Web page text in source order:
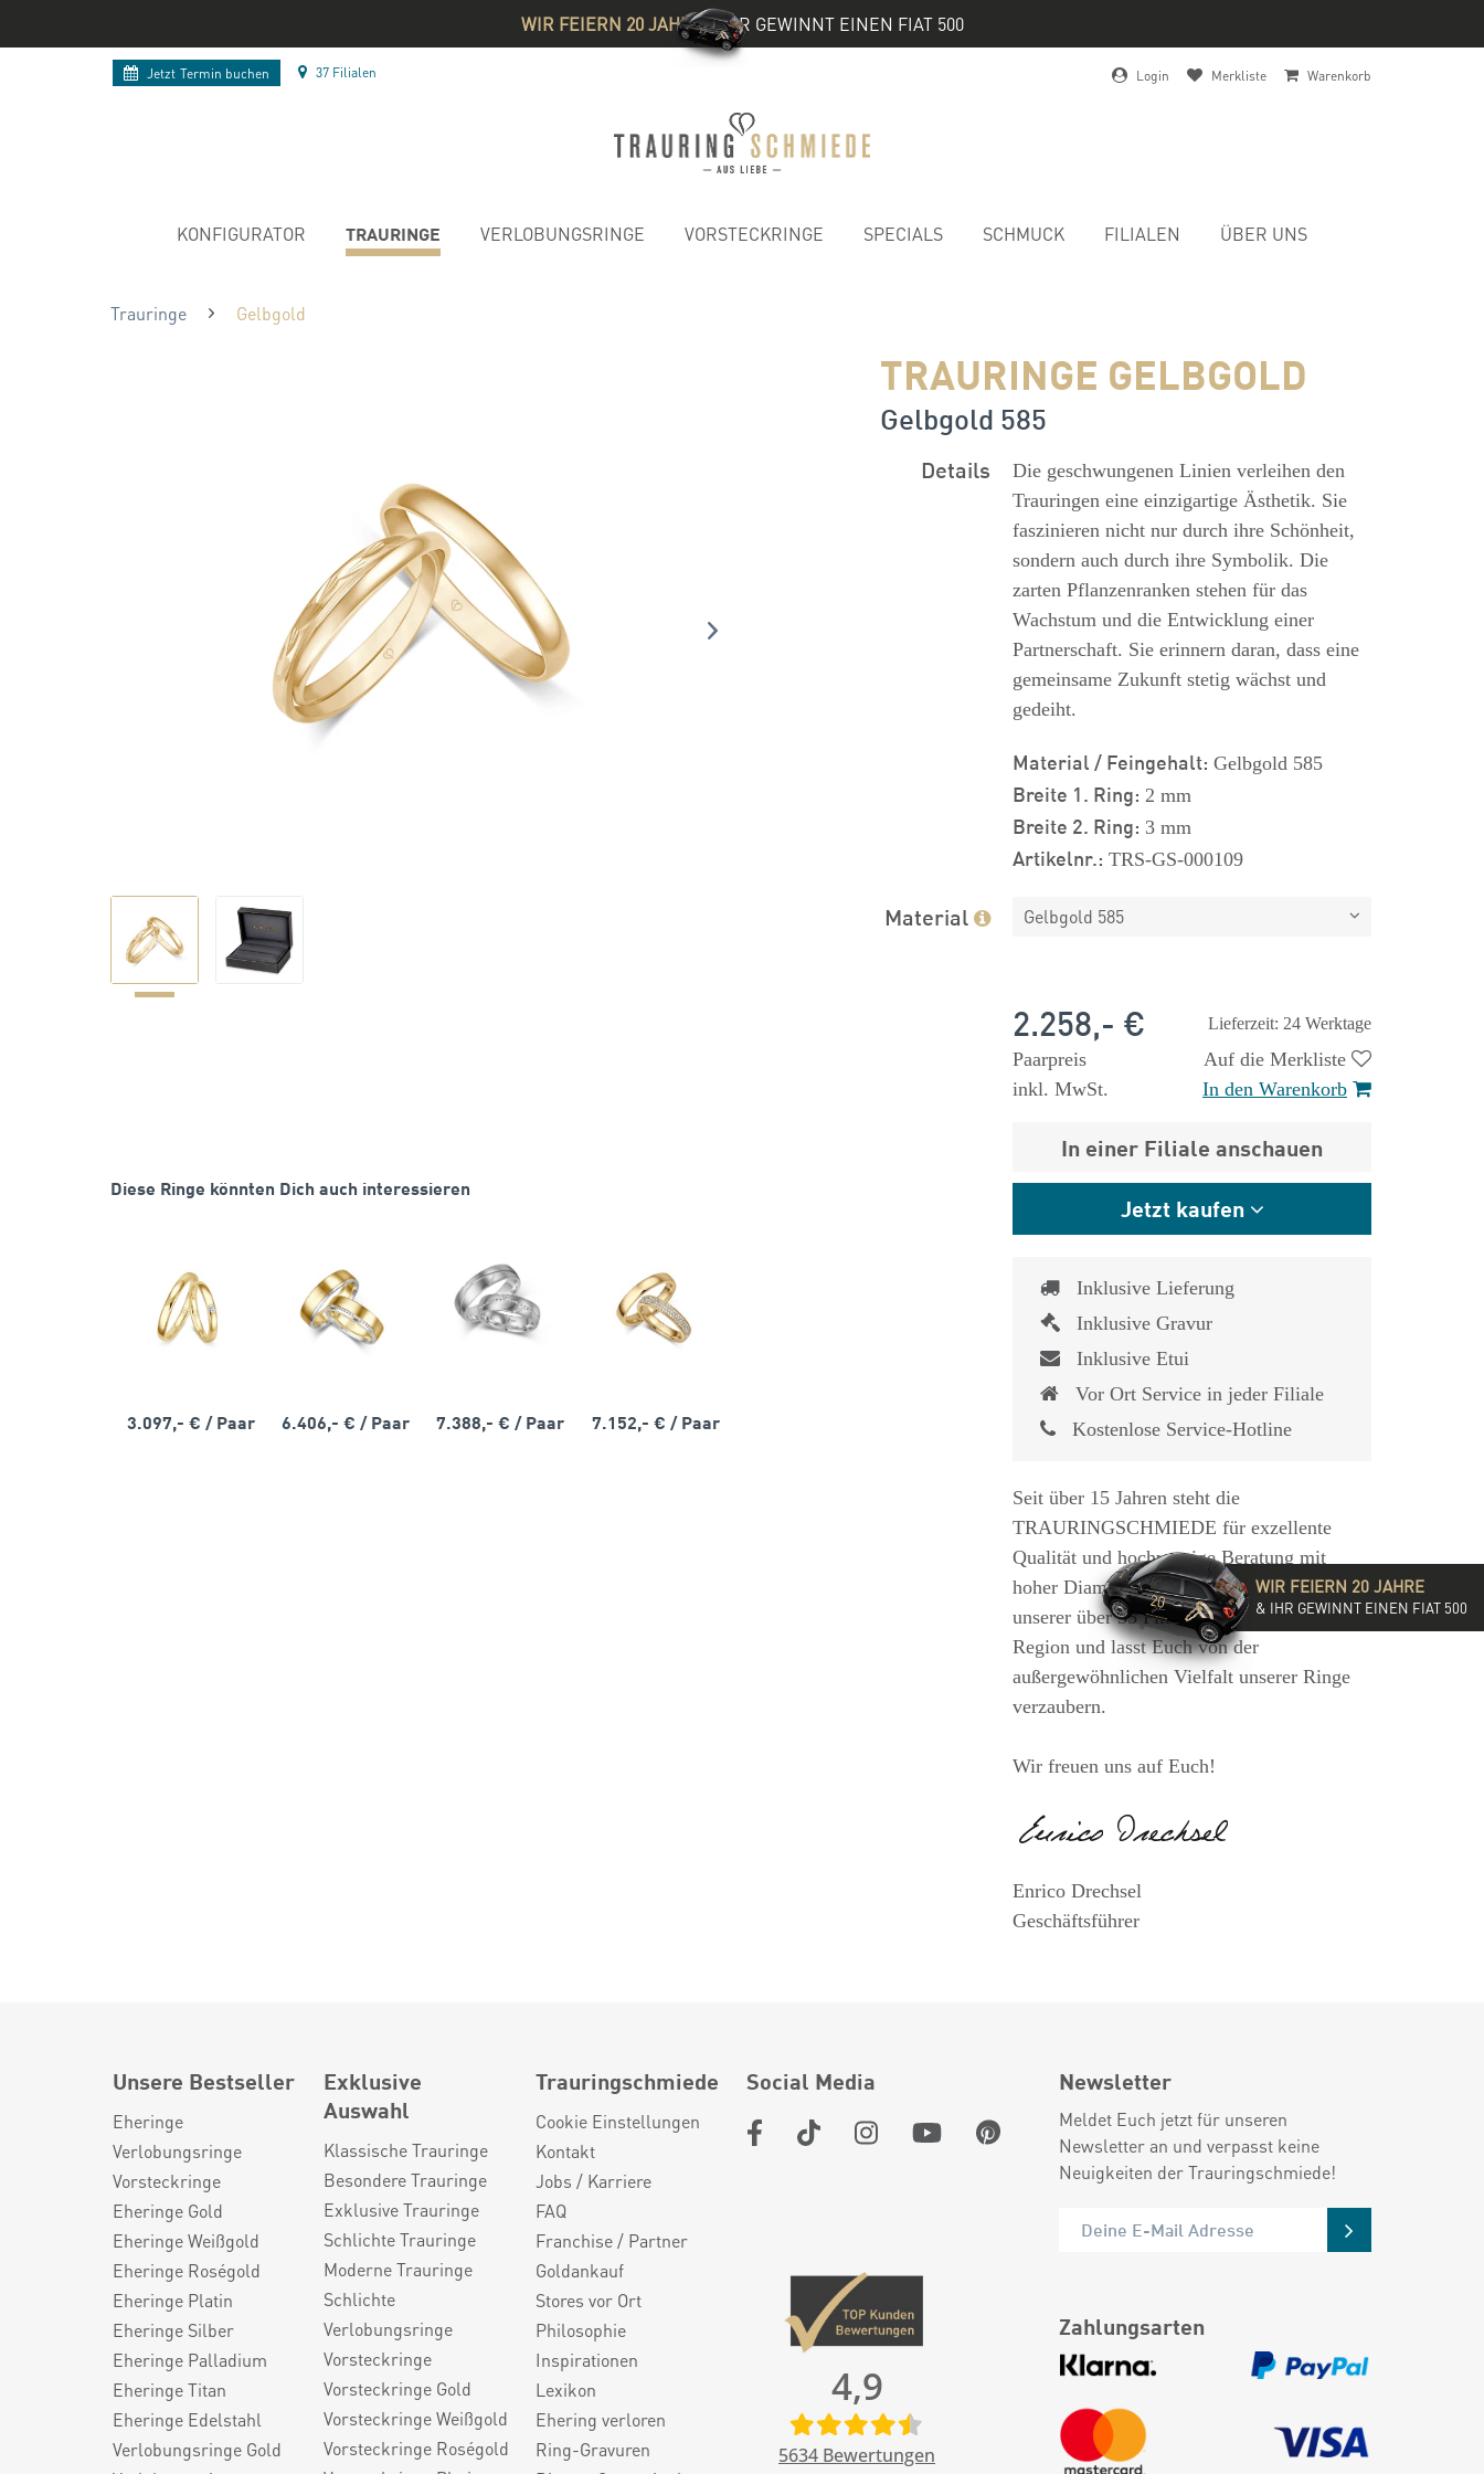
WIR FEIERN 20 JAHRE& IHR GEWINNT EINEN FIAT 500
Jetzt Termin buchen 37 Filialen Login Merkliste Warenkorb
KONFIGURATOR TRAURINGE VERLOBUNGSRINGE VORSTECKRINGE SPECIALS SCHMUCK FILIALEN ÜBER UNS
Trauringe Gelbgold
TRAURINGE GELBGOLD
Gelbgold 585
Diese Ringe könnten Dich auch interessieren
3.097,- € / Paar 6.406,- €/ Paar 7.388,- €/ Paar 7.152,- € / Paar
Details
Die geschwungenen Linien verleihen den
Trauringen eine einzigartige Ästhetik. Sie
faszinieren nicht nur durch ihre Schönheit,
sondern auch durch ihre Symbolik. Die
zarten Pflanzenranken stehen für das
Wachstum und die Entwicklung einer
Partnerschaft. Sie erinnern daran, dass eine
gemeinsame Zukunft stetig wächst und
gedeiht.
Material / Feingehalt: Gelbgold 585
Breite 1. Ring: 2 mm
Breite 2. Ring: 3 mm
Artikelnr.: TRS-GS-000109
Material Gelbgold 585
Lieferzeit: 24 Werktage
2.258,- €
Paarpreis
inkl. MwSt.
Auf die Merkliste
In den Warenkorb
In einer Filiale anschauen
Jetzt kaufen
Inklusive Lieferung
Inklusive Gravur
Inklusive Etui
Vor Ort Service in jeder Filiale
Kostenlose Service-Hotline
Seit über 15 Jahren steht die
TRAURINGSCHMIEDE für exzellente
Qualität und hochwertige Beratung mit
hoher Diamantkompetenz. Besucht eine
unserer über 35 Filialen in der DACH-
Region und lasst Euch von der
außergewöhnlichen Vielfalt unserer Ringe
verzaubern.
Wir freuen uns auf Euch!
Enrico Drechsel
Geschäftsführer
Unsere Bestseller
Eheringe
Verlobungsringe
Vorsteckringe
Eheringe Gold
Eheringe Weißgold
Eheringe Roségold
Eheringe Platin
Eheringe Silber
Eheringe Palladium
Eheringe Titan
Eheringe Edelstahl
Verlobungsringe Gold
Exklusive
Auswahl
Klassische Trauringe
Besondere Trauringe
Exklusive Trauringe
Schlichte Trauringe
Moderne Trauringe
Schlichte
Verlobungsringe
Vorsteckringe
Vorsteckringe Gold
Vorsteckringe Weißgold
Vorsteckringe Roségold
Trauringschmiede
Cookie Einstellungen
Kontakt
Jobs / Karriere
FAQ
Franchise / Partner
Goldankauf
Stores vor Ort
Philosophie
Inspirationen
Lexikon
Ehering verloren
Ring-Gravuren
Social Media
4,9
5634 Bewertungen
Newsletter
Meldet Euch jetzt für unseren
Newsletter an und verpasst keine
Neuigkeiten der Trauringschmiede!
Zahlungsarten
WIR FEIERN 20 JAHRE
& IHR GEWINNT EINEN FIAT 500